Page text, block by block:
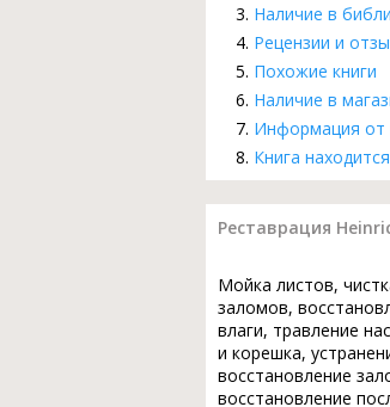
Наличие в
Рецензии и
Похожие книги
Наличие в
Информация от
Книга
Реставрация
Мойка листов,
заломов,
влаги, травление
и корешка,
восстановление
восстановление